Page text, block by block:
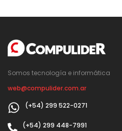
Somos tecnología e informática
web@compulider.com.ar
(+54) 299 522-0271
(+54) 299 448-7991